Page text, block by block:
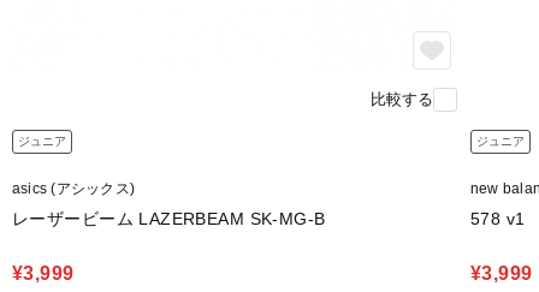
比較する
ジュニア
asics (アシックス)
レーザービーム LAZERBEAM SK-MG-B
¥3,999
ジュニア
new
578 v1
¥3,999